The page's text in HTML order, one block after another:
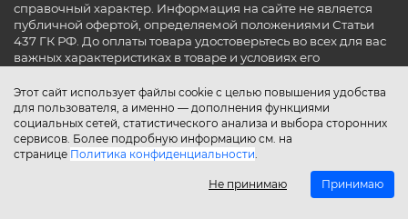
Этот сайт использует файлы cookie с целью повышения удобства
для пользователя, а именно — дополнения функциями
социальных сетей, статистического анализа и выбора сторонних
сервисов. Более подробную информацию см. на
странице Политика конфиденциальности.
Не принимаю Принимаю
справочный характер. Информация на сайте не является
публичной офертой, определяемой положениями Статьи
437 ГК РФ. До оплаты товара удостоверьтесь во всех для вас
важных характеристиках в товаре и условиях его